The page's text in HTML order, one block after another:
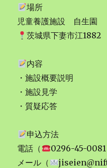
場所
児童養護施設 自生園
茨城県下妻市江1882
内容
・施設概要説明
・施設見学
・質疑応答
申込方法
電話（
0296-45-0081
メール（